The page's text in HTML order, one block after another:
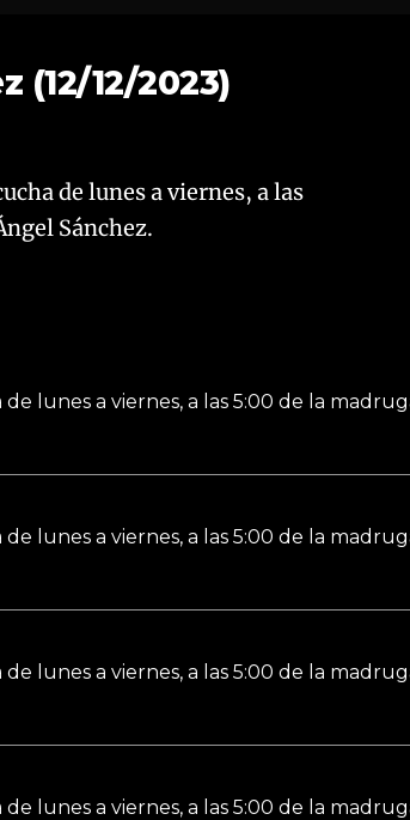
(12/12/2023)
de lunes a viernes, a las
Sánchez.
lunes a viernes, a las 5:00 de la
lunes a viernes, a las 5:00 de la
lunes a viernes, a las 5:00 de la
lunes a viernes, a las 5:00 de la